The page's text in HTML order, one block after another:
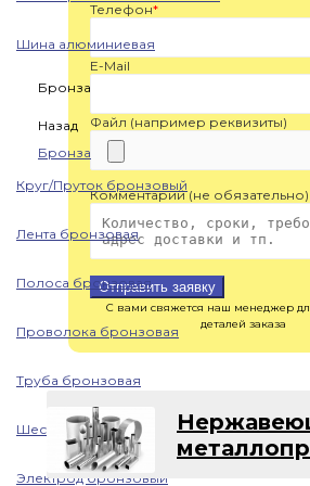
Шина алюминиевая
Бронза
Назад
Бронза
Круг/Пруток бронзовый
Лента бронзовая
Полоса бронзовая
Проволока бронзовая
Труба бронзовая
Шестигранник бронзовый
Электрод бронзовый
Телефон*
E-Mail
Файл (например реквизиты)
Комментарий (не обязательно)
Отправить заявку
С вами свяжется наш менеджер
деталей заказа